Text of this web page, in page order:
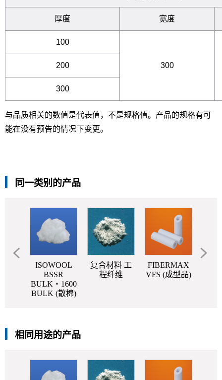
厚度 宽度
100
300
200
300
与品质相关的数值是代表值，不是规格值。产品的规格有可
能在没有预告的情况下变更。
同一类别的产品
ISOWOOL
BSSR
BULK・1600
BULK (散棉)
复合材料 工
程纤维
FIBERMAX
VFS (成型品)
相同用途的产品